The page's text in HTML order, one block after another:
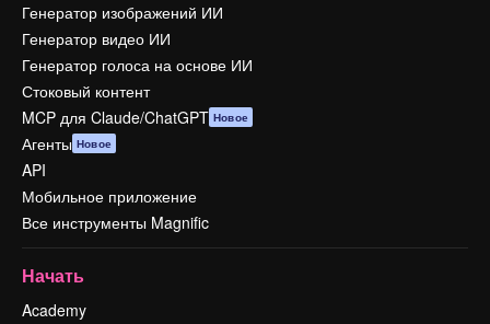
Генератор изображений ИИ
Генератор видео ИИ
Генератор голоса на основе ИИ
Стоковый контент
MCP для Claude/ChatGPT Новое
Агенты Новое
API
Мобильное приложение
Все инструменты Magnific
Начать
Academy